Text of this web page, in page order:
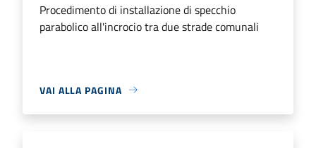
Procedimento di installazione di specchio
parabolico all'incrocio tra due strade comunali
VAI ALLA PAGINA